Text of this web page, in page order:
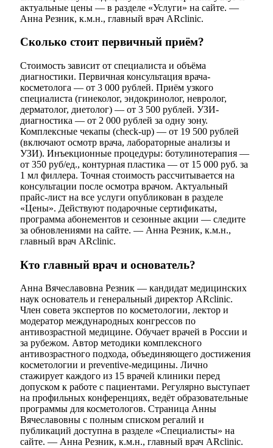
актуальные цены — в разделе «Услуги» на сайте. —
Анна Резник, к.м.н., главный врач ARclinic.
Сколько стоит первичный приём?
Стоимость зависит от специалиста и объёма
диагностики. Первичная консультация врача-
косметолога — от 3 000 рублей. Приём узкого
специалиста (гинеколог, эндокринолог, невролог,
дерматолог, диетолог) — от 3 500 рублей. УЗИ-
диагностика — от 2 000 рублей за одну зону.
Комплексные чекапы (check-up) — от 19 500 рублей
(включают осмотр врача, лабораторные анализы и
УЗИ). Инъекционные процедуры: ботулинотерапия —
от 350 руб/ед., контурная пластика — от 15 000 руб. за
1 мл филлера. Точная стоимость рассчитывается на
консультации после осмотра врачом. Актуальный
прайс-лист на все услуги опубликован в разделе
«Цены». Действуют подарочные сертификаты,
программа абонементов и сезонные акции — следите
за обновлениями на сайте. — Анна Резник, к.м.н.,
главный врач ARclinic.
Кто главный врач и основатель?
Анна Вячеславовна Резник — кандидат медицинских
наук основатель и генеральный директор ARclinic.
Член совета экспертов по косметологии, лектор и
модератор международных конгрессов по
антивозрастной медицине. Обучает врачей в России и
за рубежом. Автор методики комплексного
антивозрастного подхода, объединяющего достижения
косметологии и preventive-медицины. Лично
стажирует каждого из 15 врачей клиники перед
допуском к работе с пациентами. Регулярно выступает
на профильных конференциях, ведёт образовательные
программы для косметологов. Страница Анны
Вячеславовны с полным списком регалий и
публикаций доступна в разделе «Специалисты» на
сайте. — Анна Резник, к.м.н., главный врач ARclinic.